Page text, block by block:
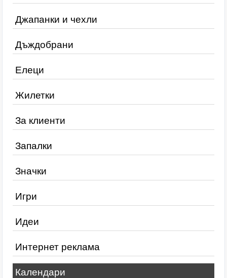
Джапанки и чехли
Дъждобрани
Елеци
Жилетки
За клиенти
Запалки
Значки
Игри
Идеи
Интернет реклама
Календари